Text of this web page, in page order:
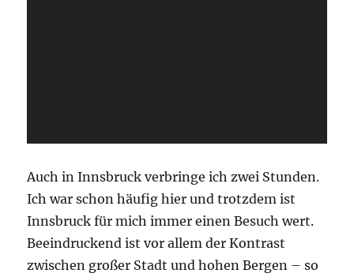
Auch in Innsbruck verbringe ich zwei Stunden.
Ich war schon häufig hier und trotzdem ist
Innsbruck für mich immer einen Besuch wert.
Beeindruckend ist vor allem der Kontrast
zwischen großer Stadt und hohen Bergen – so